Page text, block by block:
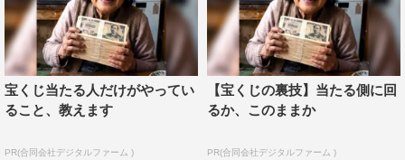
宝くじ当たる人だけがやってい
ること、教えます
PR(合同会社デジタルファーム )
【宝くじの裏技】当たる側に回
るか、このままか
PR(合同会社デジタルファーム )